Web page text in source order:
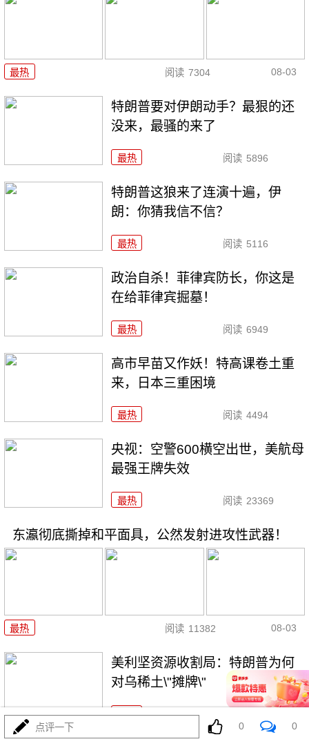
最热 阅读 7304 08-03
特朗普要对伊朗动手？最狠的还
没来，最骚的来了
最热 阅读 5896
特朗普这狼来了连演十遍，伊
朗：你猜我信不信？
最热 阅读 5116
政治自杀！菲律宾防长，你这是
在给菲律宾掘墓！
最热 阅读 6949
高市早苗又作妖！特高课卷土重
来，日本三重困境
最热 阅读 4494
央视：空警600横空出世，美航母
最强王牌失效
最热 阅读 23369
东瀛彻底撕掉和平面具，公然发射进攻性武器！
最热 阅读 11382 08-03
美利坚资源收割局：特朗普为何
对乌稀土\"摊牌\"
最热
点评一下 0 0